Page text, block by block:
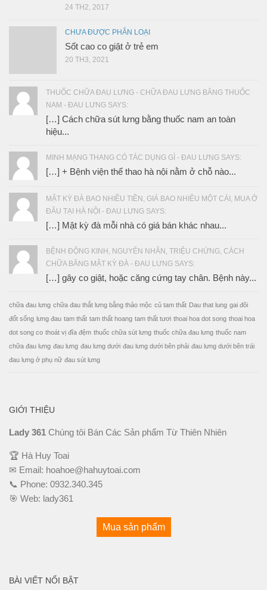
24 TH2, 2017
CHƯA ĐƯỢC PHÂN LOẠI
Sốt cao co giật ở trẻ em
20 TH3, 2021
THUỐC CHỮA ĐAU LƯNG - CHỮA ĐAU LƯNG BẰNG THUỐC
NAM - ĐAU LƯNG SAYS:
[…] Cách chữa sút lưng bằng thuốc nam an toàn
hiệu...
MINH MẠNG THANG CÓ TÁC DỤNG GÌ - ĐAU LƯNG SAYS:
[…] + Bệnh viện thể thao hà nội nằm ở chỗ nào...
MẬT KỲ ĐÀ BAO NHIỀU TIỀN, GIÁ BAO NHIÊU MỘT CÁI, MUA Ở
ĐÂU TẠI HÀ NỘI - ĐAU LƯNG SAYS:
[…] Mật kỳ đà mỗi nhà có giá bán khác nhau...
BỆNH ĐỘNG KINH, NGUYÊN NHÂN, TRIỆU CHỨNG, CÁCH
CHỮA BẰNG MẬT KỲ ĐÀ - ĐAU LƯNG SAYS:
[…] gây co giật, hoặc căng cứng tay chân. Bệnh này...
chữa đau lưng chữa đau thắt lưng bằng thảo mộc củ tam thất Dau that lung gai đôi
đốt sống lưng đau tam thất tam thất hoang tam thất tươi thoai hoa dot song thoai hoa
dot song co thoát vị đĩa đệm thuốc chữa sút lưng thuốc chữa đau lưng thuốc nam
chữa đau lưng đau lưng đau lưng dưới đau lưng dưới bên phải đau lưng dưới bên trái
đau lưng ở phụ nữ đau sút lưng
GIỚI THIỆU
Lady 361 Chúng tôi Bán Các Sản phẩm Từ Thiên Nhiên
🏆 Hà Huy Toai
✉ Email: hoahoe@hahuytoai.com
📞 Phone: 0932.340.345
🎯 Web: lady361
Mua sản phẩm
BÀI VIẾT NỔI BẬT